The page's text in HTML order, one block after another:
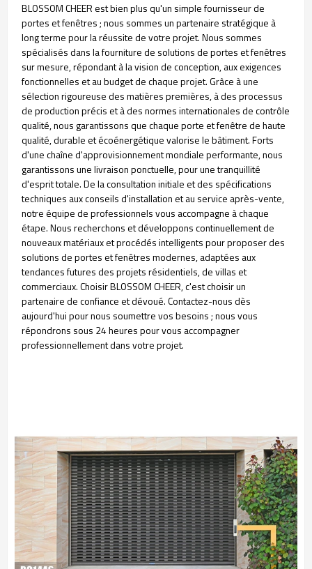
BLOSSOM CHEER est bien plus qu'un simple fournisseur de
portes et fenêtres ; nous sommes un partenaire stratégique à
long terme pour la réussite de votre projet. Nous sommes
spécialisés dans la fourniture de solutions de portes et fenêtres
sur mesure, répondant à la vision de conception, aux exigences
fonctionnelles et au budget de chaque projet. Grâce à une
sélection rigoureuse des matières premières, à des processus
de production précis et à des normes internationales de contrôle
qualité, nous garantissons que chaque porte et fenêtre de haute
qualité, durable et écoénergétique valorise le bâtiment. Forts
d'une chaîne d'approvisionnement mondiale performante, nous
garantissons une livraison ponctuelle, pour une tranquillité
d'esprit totale. De la consultation initiale et des spécifications
techniques aux conseils d'installation et au service après-vente,
notre équipe de professionnels vous accompagne à chaque
étape. Nous recherchons et développons continuellement de
nouveaux matériaux et procédés intelligents pour proposer des
solutions de portes et fenêtres modernes, adaptées aux
tendances futures des projets résidentiels, de villas et
commerciaux. Choisir BLOSSOM CHEER, c'est choisir un
partenaire de confiance et dévoué. Contactez-nous dès
aujourd'hui pour nous soumettre vos besoins ; nous vous
répondrons sous 24 heures pour vous accompagner
professionnellement dans votre projet.